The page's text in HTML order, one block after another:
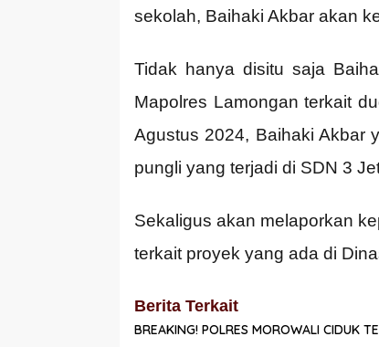
sekolah, Baihaki Akbar akan
Tidak hanya disitu saja
Mapolres Lamongan terkait
Agustus 2024, Baihaki Akbar
pungli yang terjadi di SDN 3
Sekaligus akan melaporkan
terkait proyek yang ada di
Berita Terkait
BREAKING! POLRES MOROWALI CIDUK